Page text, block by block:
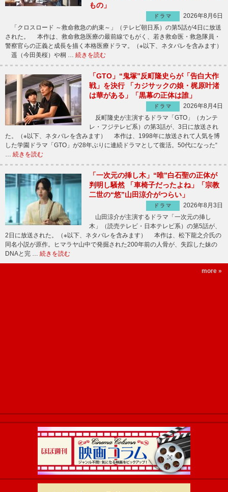
もの」
ドラマ
2026年8月6日
「クロスロード ～救命救急の約束～」（テレビ朝日系）の第5話が4日に放送
された。 本作は、救命救急医療の最前線でもがく、若き救命医・救急隊員・
警察官らの正義と成長を描く本格医療ドラマ。（※以下、ネタバレを含みます）
遥（今田美桜）や桐 … 続きを読む
「GTO」“鬼塚”反町隆史らが「告白大作
戦」を決行 「カジサックの娘・梶原叶渚
は華がある」「黒幕の正体は誰」
ドラマ
2026年8月4日
反町隆史が主演するドラマ「GTO」（カンテ
レ・フジテレビ系）の第3話が、3日に放送され
た。（※以下、ネタバレを含みます） 本作は、1998年に放送されて人気を博
した学園ドラマ「GTO」が28年ぶりに連続ドラマとして復活。50代になった“
続きを読む
「一次元の挿し木」“唯”白石聖の正体が
判明し騒然 「車椅子だったよね」「宗教
二世の“悠”山田涼介がつらい」
ドラマ
2026年8月3日
山田涼介が主演するドラマ「一次元の挿し
木」（読売テレビ・日本テレビ系）の第5話が、
2日に放送された。（※以下、ネタバレを含みます） 本作は、松下龍之介氏の
同名小説が原作。ヒマラヤ山中で発掘された200年前の人骨が、失踪した妹の
DNAと完 … 続きを読む
more »